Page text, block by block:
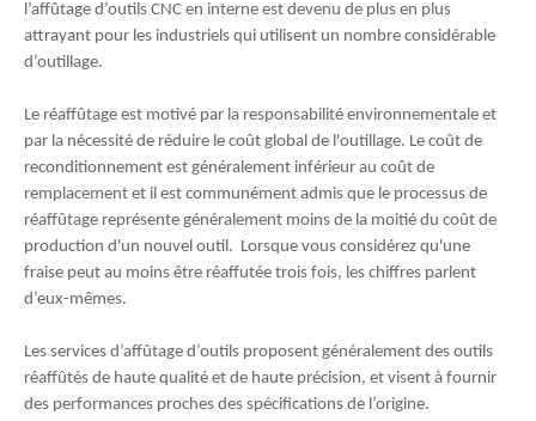
l’affûtage d’outils CNC en interne est devenu de plus en plus
attrayant pour les industriels qui utilisent un nombre considérable
d’outillage.
Le réaffûtage est motivé par la responsabilité environnementale et
par la nécessité de réduire le coût global de l'outillage. Le coût de
reconditionnement est généralement inférieur au coût de
remplacement et il est communément admis que le processus de
réaffûtage représente généralement moins de la moitié du coût de
production d'un nouvel outil. Lorsque vous considérez qu'une
fraise peut au moins être réaffutée trois fois, les chiffres parlent
d’eux-mêmes.
Les services d’affûtage d’outils proposent généralement des outils
réaffûtés de haute qualité et de haute précision, et visent à fournir
des performances proches des spécifications de l’origine.